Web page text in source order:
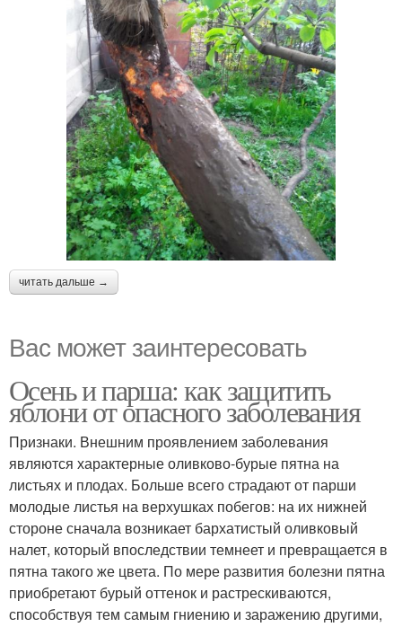
читать дальше →
Вас может заинтересовать
Осень и парша: как защитить
яблони от опасного заболевания
Признаки. Внешним проявлением заболевания
являются характерные оливково-бурые пятна на
листьях и плодах. Больше всего страдают от парши
молодые листья на верхушках побегов: на их нижней
стороне сначала возникает бархатистый оливковый
налет, который впоследствии темнеет и превращается в
пятна такого же цвета. По мере развития болезни пятна
приобретают бурый оттенок и растрескиваются,
способствуя тем самым гниению и заражению другими,